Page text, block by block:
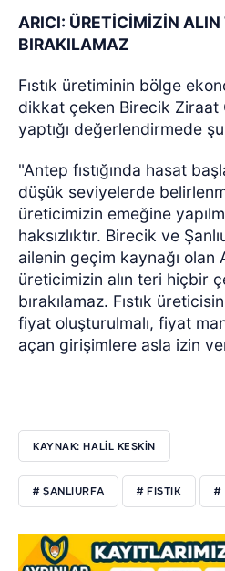
ARICI: ÜRETİCİMİZİN ALIN
BIRAKILAMAZ
Fıstık üretiminin bölge
dikkat çeken Birecik Ziraat
yaptığı değerlendirmede
"Antep fıstığında hasat
düşük seviyelerde
üreticimizin emeğine
haksızlıktır. Birecik ve
ailenin geçim kaynağı olan
üreticimizin alın teri hiçbir
bırakılamaz. Fıstık
fiyat oluşturulmalı, fiyat
açan girişimlere asla izin
KAYNAK: HALİL KESKİN
# ŞANLIURFA # FISTIK #